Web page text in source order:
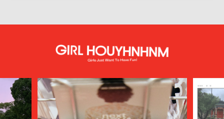
bal
BALENCIAGA
BALLY